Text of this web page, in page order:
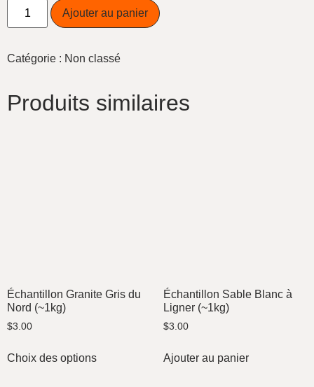
Ajouter au panier
Catégorie : Non classé
Produits similaires
Échantillon Granite Gris du
Nord (~1kg)
$3.00
Choix des options
Échantillon Sable Blanc à
Ligner (~1kg)
$3.00
Ajouter au panier